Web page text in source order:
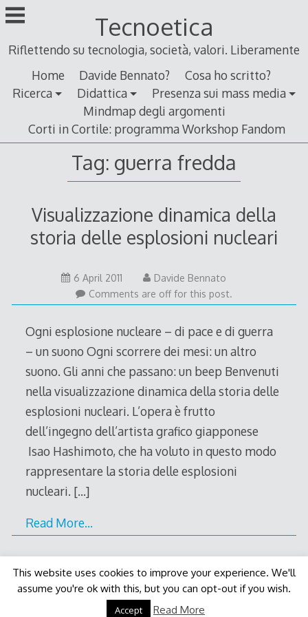
Skip
to
Tecnoetica
Riflettendo su tecnologia, società, valori. Liberamente
Home
Davide Bennato?
Cosa ho scritto?
Ricerca
Didattica
Presenza sui mass media
Mindmap degli argomenti
Corti in Cortile: programma Workshop Fandom
Tag: guerra fredda
Visualizzazione dinamica della
storia delle esplosioni nucleari
6 April 20115
April
2011
Davide Bennato
Comments are off for this post.
Ogni esplosione nucleare – di pace e di guerra
– un suono Ogni scorrere dei mesi: un altro
suono. Gli anni che passano: un beep Benvenuti
nella visualizzazione dinamica della storia delle
esplosioni nucleari. L’opera è frutto
dell’ingegno dell’artista grafico giapponese
Isao Hashimoto, che ha voluto in questo modo
rappresentare la storia delle esplosioni
nucleari. […]
Read More…
Decode Themeby Macho Themes
This website uses cookies to improve your experience. We'll
assume you're ok with this, but you can opt-out if you wish.
Accept Read More